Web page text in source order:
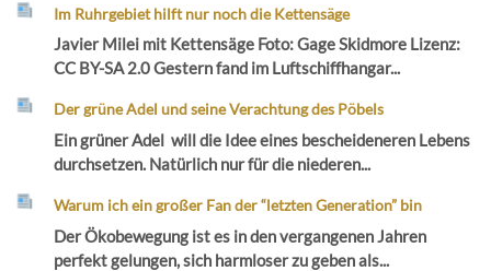
Im Ruhrgebiet hilft nur noch die Kettensäge
Javier Milei mit Kettensäge Foto: Gage Skidmore Lizenz:
CC BY-SA 2.0 Gestern fand im Luftschiffhangar...
Der grüne Adel und seine Verachtung des Pöbels
Ein grüner Adel will die Idee eines bescheideneren Lebens
durchsetzen. Natürlich nur für die niederen...
Warum ich ein großer Fan der “letzten Generation” bin
Der Ökobewegung ist es in den vergangenen Jahren
perfekt gelungen, sich harmloser zu geben als...